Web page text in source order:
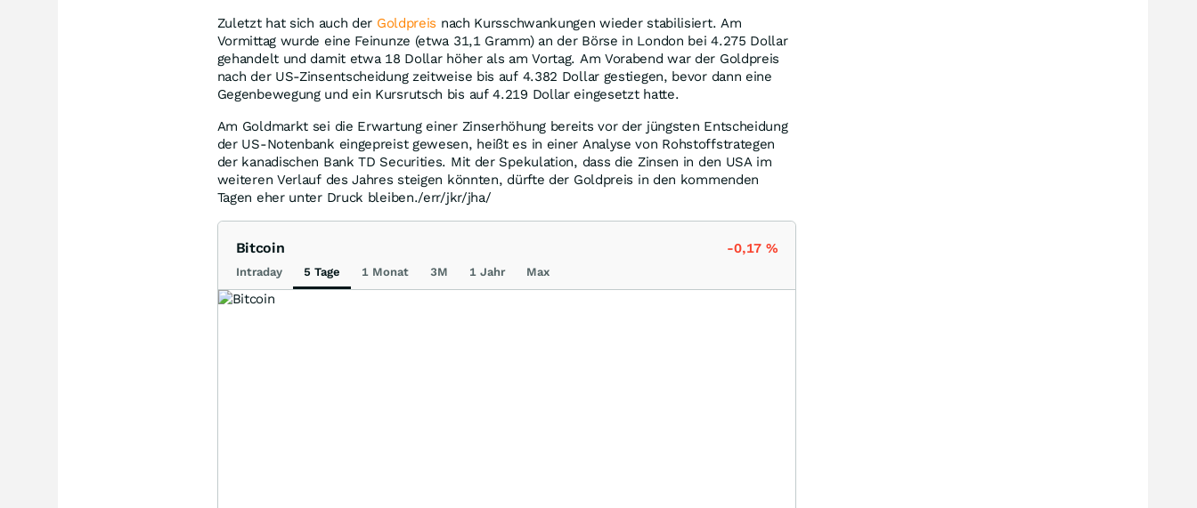
Zuletzt hat sich auch der Goldpreis nach Kursschwankungen wieder stabilisiert. Am
Vormittag wurde eine Feinunze (etwa 31,1 Gramm) an der Börse in London bei 4.275 Dollar
gehandelt und damit etwa 18 Dollar höher als am Vortag. Am Vorabend war der Goldpreis
nach der US-Zinsentscheidung zeitweise bis auf 4.382 Dollar gestiegen, bevor dann eine
Gegenbewegung und ein Kursrutsch bis auf 4.219 Dollar eingesetzt hatte.
Am Goldmarkt sei die Erwartung einer Zinserhöhung bereits vor der jüngsten Entscheidung
der US-Notenbank eingepreist gewesen, heißt es in einer Analyse von Rohstoffstrategen
der kanadischen Bank TD Securities. Mit der Spekulation, dass die Zinsen in den USA im
weiteren Verlauf des Jahres steigen könnten, dürfte der Goldpreis in den kommenden
Tagen eher unter Druck bleiben./err/jkr/jha/
Bitcoin -0,17 %
Intraday 5 Tage 1 Monat 3M 1 Jahr Max